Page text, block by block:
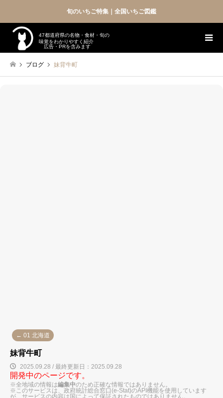
旬のいちご特集｜全国いちご図鑑
47都道府県の名物・食材・旬の
味覚をわかりやすく紹介
広告・PRを含みます
ブログ 妹背牛町
← 01 北海道
妹背牛町
2025.09.28 / 最終更新日：2025.09.28
開発中のページです。
※全地域の情報は編集中のため正確な情報ではありません。
※このサービスは、政府統計総合窓口(e-Stat)のAPI機能を使用しています